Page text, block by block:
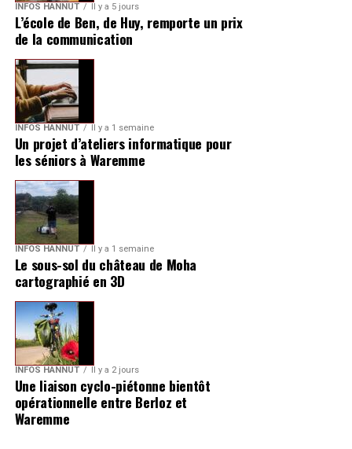
INFOS HANNUT Il y a 5 jours
L’école de Ben, de Huy, remporte un prix
de la communication
INFOS HANNUT Il y a 1 semaine
Un projet d’ateliers informatique pour
les séniors à Waremme
INFOS HANNUT Il y a 1 semaine
Le sous-sol du château de Moha
cartographié en 3D
INFOS HANNUT Il y a 2 jours
Une liaison cyclo-piétonne bientôt
opérationnelle entre Berloz et
Waremme